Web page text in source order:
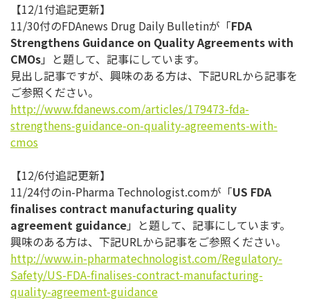
【12/1付追記更新】
11/30付のFDAnews Drug Daily Bulletinが「FDA
Strengthens Guidance on Quality Agreements with
CMOs」と題して、記事にしています。
見出し記事ですが、興味のある方は、下記URLから記事を
ご参照ください。
http://www.fdanews.com/articles/179473-fda-
strengthens-guidance-on-quality-agreements-with-
cmos
【12/6付追記更新】
11/24付のin-Pharma Technologist.comが「US FDA
finalises contract manufacturing quality
agreement guidance」と題して、記事にしています。
興味のある方は、下記URLから記事をご参照ください。
http://www.in-pharmatechnologist.com/Regulatory-
Safety/US-FDA-finalises-contract-manufacturing-
quality-agreement-guidance